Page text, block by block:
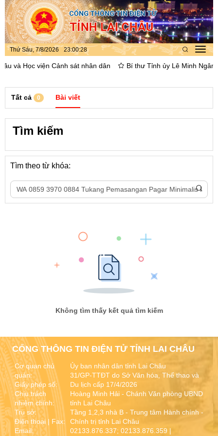
Thứ Sáu, 7/8/2026 23:00:28
và Học viện Cảnh sát nhân dân Bí thư Tỉnh ủy Lê Minh Ngân
Tất cả 0 Bài viết
Tìm kiếm
Tìm theo từ khóa:
Không tìm thấy kết quả tìm kiếm
CỔNG THÔNG TIN ĐIỆN TỬ TỈNH LAI CHÂU
Cơ quan chủ
quản:
Giấy phép số:
Chịu trách
nhiệm chính:
Trụ sở:
Điện thoại | Fax:
Email:
Ủy ban nhân dân tỉnh Lai Châu
31/GP-TTĐT do Sở Văn hóa, Thể thao và
Du lịch cấp 17/4/2026
Hoàng Minh Hải - Chánh Văn phòng UBND
tỉnh Lai Châu
Tầng 1,2,3 nhà B - Trung tâm Hành chính -
Chính trị tỉnh Lai Châu
02133.876.337; 02133.876.359 |